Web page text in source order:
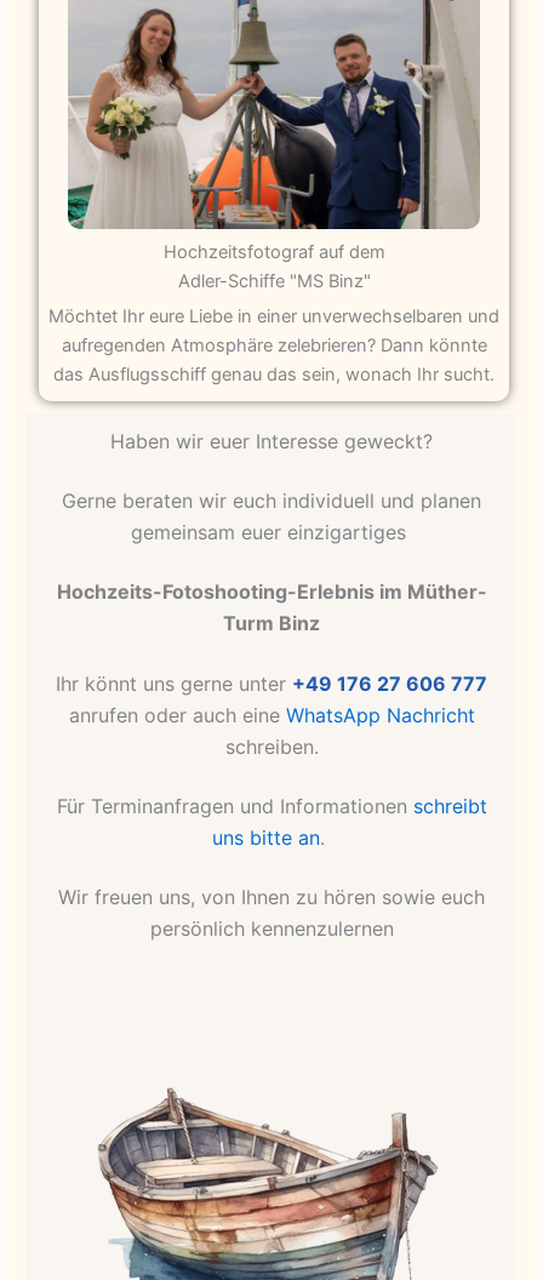
Hochzeitsfotograf auf dem
Adler-Schiffe "MS Binz"
Möchtet Ihr eure Liebe in einer unverwechselbaren und
aufregenden Atmosphäre zelebrieren? Dann könnte
das Ausflugsschiff genau das sein, wonach Ihr sucht.
Haben wir euer Interesse geweckt?
Gerne beraten wir euch individuell und planen
gemeinsam euer einzigartiges
Hochzeits-Fotoshooting-Erlebnis im Müther-
Turm Binz
Ihr könnt uns gerne unter +49 176 27 606 777
anrufen oder auch eine WhatsApp Nachricht
schreiben.
Für Terminanfragen und Informationen schreibt
uns bitte an.
Wir freuen uns, von Ihnen zu hören sowie euch
persönlich kennenzulernen